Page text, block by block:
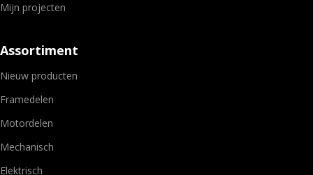
Mijn projecten
Assortiment
Nieuw producten
Framedelen
Motordelen
Mechanisch
Elektrisch